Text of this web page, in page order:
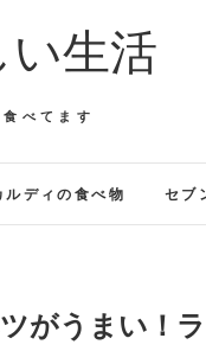
生活
べてます
ルディの食べ物 セブ
がうまい！